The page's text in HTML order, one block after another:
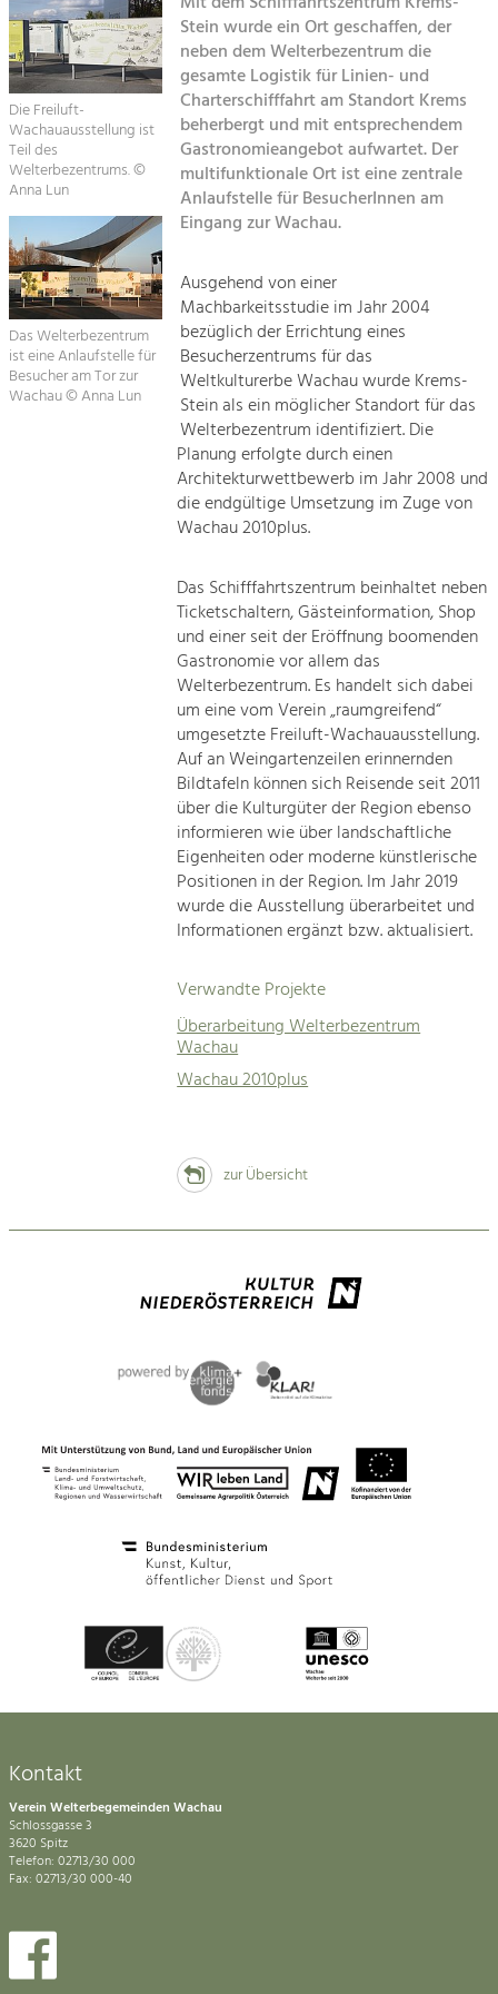
Kirchen am Fluss
Suche
Impressum
Kontakt
Tourismus
Angebotsentwicklung und
Positionierung.
Kunst & Kultur
Handwerk, Wissenschaft und Forschung.
Soziales, Bildung &
Identität
Gleichberechtigung, Jugend und
Integration
Mobilität & Energie
Klimawandel, öffentlicher Verkehr und
erneuerbare Energie
Steigerung regionaler Wertschöpfung
Die Freiluft-
Wachauausstellung ist
Teil des
Welterbezentrums. ©
Anna Lun
Das Welterbezentrum
ist eine Anlaufstelle für
Besucher am Tor zur
Wachau © Anna Lun
Stein wurde ein Ort geschaffen, der
neben dem Welterbezentrum die
gesamte Logistik für Linien- und
Charterschifffahrt am Standort Krems
beherbergt und mit entsprechendem
Gastronomieangebot aufwartet. Der
multifunktionale Ort ist eine zentrale
Anlaufstelle für BesucherInnen am
Eingang zur Wachau.
Ausgehend von einer
Machbarkeitsstudie im Jahr 2004
bezüglich der Errichtung eines
Besucherzentrums für das
Weltkulturerbe Wachau wurde Krems-
Stein als ein möglicher Standort für das
Welterbezentrum identifiziert. Die
Planung erfolgte durch einen
Architekturwettbewerb im Jahr 2008 und
die endgültige Umsetzung im Zuge von
Wachau 2010plus.
Das Schifffahrtszentrum beinhaltet neben
Ticketschaltern, Gästeinformation, Shop
und einer seit der Eröffnung boomenden
Gastronomie vor allem das
Welterbezentrum. Es handelt sich dabei
um eine vom Verein „raumgreifend“
umgesetzte Freiluft-Wachauausstellung.
Auf an Weingartenzeilen erinnernden
Bildtafeln können sich Reisende seit 2011
über die Kulturgüter der Region ebenso
informieren wie über landschaftliche
Eigenheiten oder moderne künstlerische
Positionen in der Region. Im Jahr 2019
wurde die Ausstellung überarbeitet und
Informationen ergänzt bzw. aktualisiert.
Verwandte Projekte
Überarbeitung Welterbezentrum
Wachau
Wachau 2010plus
zur Übersicht
Kontakt
Verein Welterbegemeinden Wachau
Schlossgasse 3
3620 Spitz
Telefon: 02713/30 000
Fax: 02713/30 000-40